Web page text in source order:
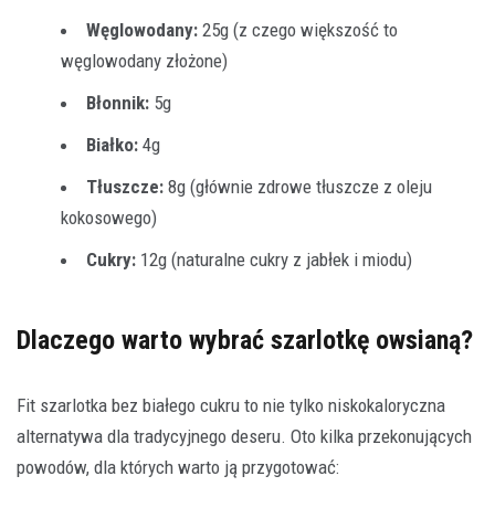
Węglowodany: 25g (z czego większość to
węglowodany złożone)
Błonnik: 5g
Białko: 4g
Tłuszcze: 8g (głównie zdrowe tłuszcze z oleju
kokosowego)
Cukry: 12g (naturalne cukry z jabłek i miodu)
Dlaczego warto wybrać szarlotkę owsianą?
Fit szarlotka bez białego cukru to nie tylko niskokaloryczna
alternatywa dla tradycyjnego deseru. Oto kilka przekonujących
powodów, dla których warto ją przygotować: